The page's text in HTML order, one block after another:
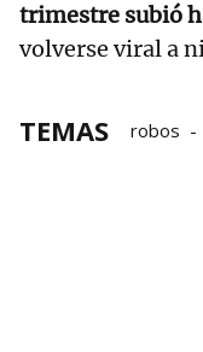
trimestre subió
volverse viral a
TEMAS robos